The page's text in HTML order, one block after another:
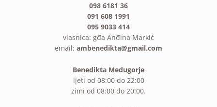
098 6181 36
091 608 1991
095 9033 414
vlasnica: gđa Anđina Markić
email: ambenedikta@gmail.com
Benedikta Medugorje
ljeti od 08:00 do 22:00
zimi od 08:00 do 20:00.